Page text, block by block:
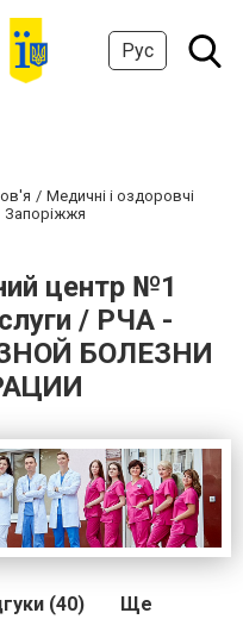
Рус
Медичні і оздоровчі
Запоріжжя
центр №1
/ РЧА -
БОЛЕЗНИ
(40) Ще